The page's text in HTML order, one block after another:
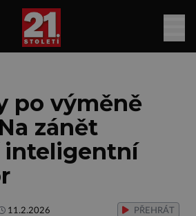
po výměně
zánět
inteligentní
11.2.2026 PŘEHRÁT